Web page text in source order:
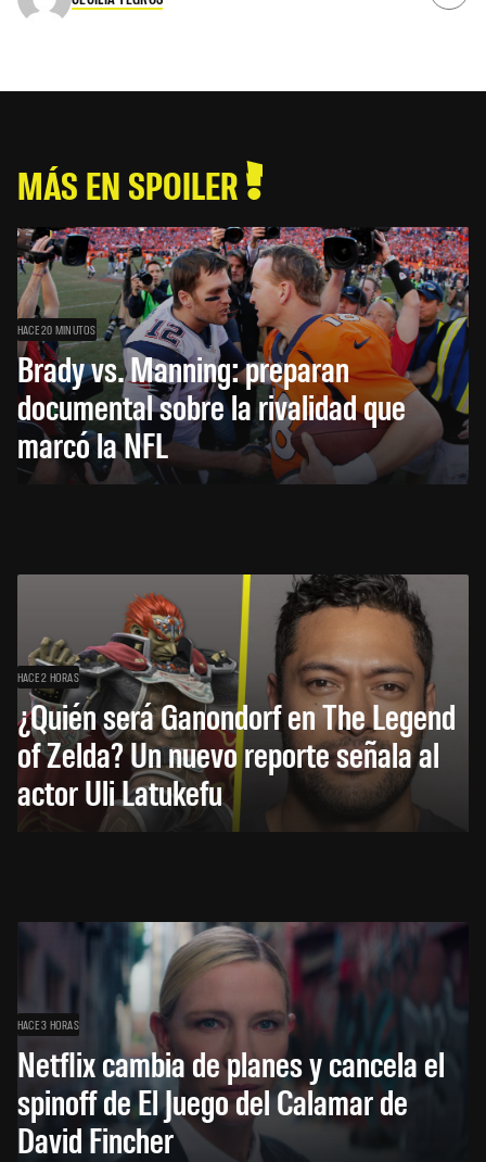
MÁS EN SPOILER
HACE 20 MINUTOS
Brady vs. Manning: preparan
documental sobre la rivalidad que
marcó la NFL
HACE 2 HORAS
¿Quién será Ganondorf en The Legend
of Zelda? Un nuevo reporte señala al
actor Uli Latukefu
HACE 3 HORAS
Netflix cambia de planes y cancela el
spinoff de El Juego del Calamar de
David Fincher